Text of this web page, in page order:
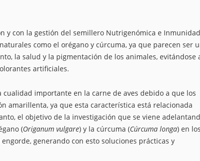
y con la gestión del semillero Nutrigenómica e
como el orégano y cúrcuma, ya que parecen ser
la salud y la pigmentación de los animales, evitándose
artificiales.
importante en la carne de aves debido a que los
amarillenta, ya que esta característica está relacionada
el objetivo de la investigación que se viene
(Origanum vulgare) y la cúrcuma (Cúrcuma longa) en los
generando con esto soluciones prácticas y